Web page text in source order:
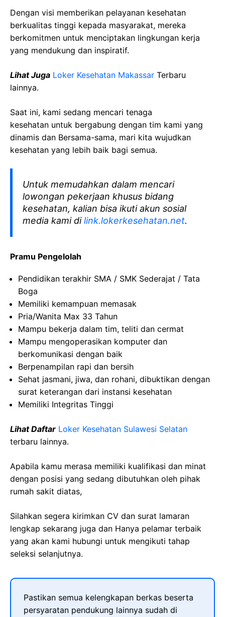
Dengan visi memberikan pelayanan kesehatan
berkualitas tinggi kepada masyarakat, mereka
berkomitmen untuk menciptakan lingkungan kerja
yang mendukung dan inspiratif.
Lihat Juga Loker Kesehatan Makassar Terbaru
lainnya.
Saat ini, kami sedang mencari tenaga
kesehatan untuk bergabung dengan tim kami yang
dinamis dan Bersama-sama, mari kita wujudkan
kesehatan yang lebih baik bagi semua.
Untuk memudahkan dalam mencari
lowongan pekerjaan khusus bidang
kesehatan, kalian bisa ikuti akun sosial
media kami dilink.lokerkesehatan.net.
Pramu Pengelolah
Pendidikan terakhir SMA / SMK Sederajat / Tata
Boga
Memiliki kemampuan memasak
Pria/Wanita Max 33 Tahun
Mampu bekerja dalam tim, teliti dan cermat
Mampu mengoperasikan komputer dan
berkomunikasi dengan baik
Berpenampilan rapi dan bersih
Sehat jasmani, jiwa, dan rohani, dibuktikan dengan
surat keterangan dari instansi kesehatan
Memiliki Integritas Tinggi
Lihat Daftar Loker Kesehatan Sulawesi Selatan
terbaru lainnya.
Apabila kamu merasa memiliki kualifikasi dan minat
dengan posisi yang sedang dibutuhkan oleh pihak
rumah sakit diatas,
Silahkan segera kirimkan CV dan surat lamaran
lengkap sekarang juga dan Hanya pelamar terbaik
yang akan kami hubungi untuk mengikuti tahap
seleksi selanjutnya.
Pastikan semua kelengkapan berkas beserta
persyaratan pendukung lainnya sudah di